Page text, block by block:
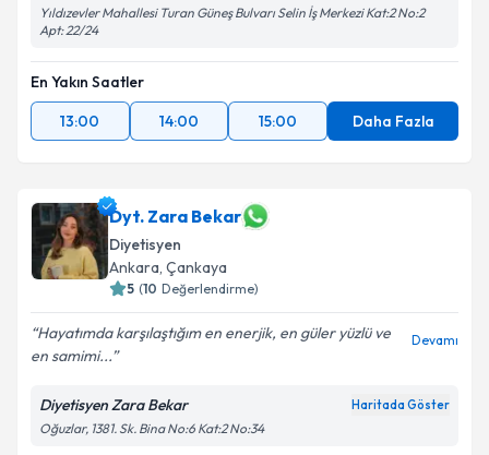
Yıldızevler Mahallesi Turan Güneş Bulvarı Selin İş Merkezi Kat:2 No:2
Apt: 22/24
En Yakın Saatler
13:00
14:00 15:00 Daha Fazla
Dyt. Zara Bekar
Diyetisyen
Ankara, Çankaya
5 (10 Değerlendirme)
Hayatımda karşılaştığım en enerjik, en güler yüzlü ve
en samimi...
Devamı
Diyetisyen Zara Bekar Haritada Göster
Oğuzlar, 1381. Sk. Bina No:6 Kat:2 No:34